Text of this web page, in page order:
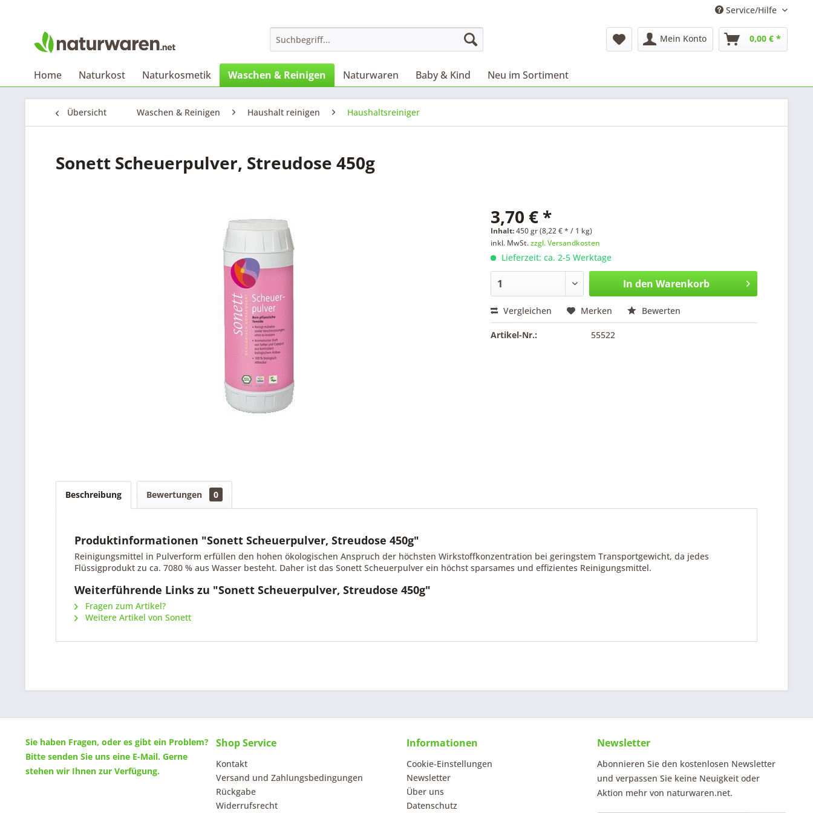
Service/Hilfe
Mein Konto 0,00 € *
Home Naturkost Naturkosmetik Waschen & Reinigen Naturwaren Baby & Kind Neu im Sortiment
Übersicht Waschen & Reinigen Haushalt reinigen Haushaltsreiniger
Sonett Scheuerpulver, Streudose 450g
3,70 € *
Inhalt:450 gr (8,22 € * / 1 kg)
inkl. MwSt.zzgl. Versandkosten
Lieferzeit: ca. 2-5 Werktage
In den Warenkorb
Vergleichen Merken Bewerten
Artikel-Nr.: 55522
Beschreibung Bewertungen 0
Produktinformationen "Sonett Scheuerpulver, Streudose 450g"
Reinigungsmittel in Pulverform erfüllen den hohen ökologischen Anspruch der höchsten Wirkstoffkonzentration bei geringstem Transportgewicht, da jedes
Flüssigprodukt zu ca. 7080 % aus Wasser besteht. Daher ist das Sonett Scheuerpulver ein höchst sparsames und effizientes Reinigungsmittel.
Weiterführende Links zu "Sonett Scheuerpulver, Streudose 450g"
Fragen zum Artikel?
Weitere Artikel von Sonett
Sie haben Fragen, oder es gibt ein Problem?
Bitte senden Sie uns eine E-Mail. Gerne
stehen wir Ihnen zur Verfügung.
Shop Service
Kontakt
Versand und Zahlungsbedingungen
Rückgabe
Widerrufsrecht
Informationen
Cookie-Einstellungen
Newsletter
Über uns
Datenschutz
Newsletter
Abonnieren Sie den kostenlosen Newsletter
und verpassen Sie keine Neuigkeit oder
Aktion mehr von naturwaren.net.